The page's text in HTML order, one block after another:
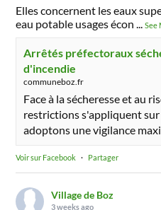
Elles concernent les eaux
eau potable usages écon ...See
Arrêtés préfectoraux
d'incendie
communeboz.fr
Face à la sécheresse et au
restrictions s'appliquent
adoptons une vigilance
Voir sur Facebook · Partager
Village de Boz
3 weeks ago